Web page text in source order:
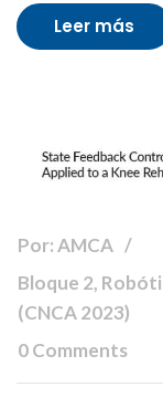
Leer más
Por: AMCA
Bloque 2,
(CNCA 2023)
0 Comments